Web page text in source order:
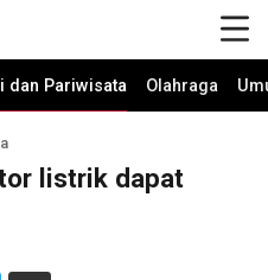
dan Pariwisata Olahraga
listrik dapat